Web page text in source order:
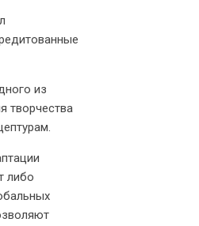
из
творчества
либо